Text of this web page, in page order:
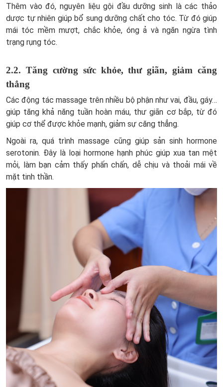
Thêm vào đó, nguyên liệu gội đầu dưỡng sinh là các thảo
dược tự nhiên giúp bổ sung dưỡng chất cho tóc. Từ đó giúp
mái tóc mềm mượt, chắc khỏe, óng ả và ngăn ngừa tình
trạng rụng tóc.
2.2. Tăng cường sức khỏe, thư giãn, giảm căng
thẳng
Các động tác massage trên nhiều bộ phận như vai, đầu, gáy…
giúp tăng khả năng tuần hoàn máu, thư giãn cơ bắp, từ đó
giúp cơ thể được khỏe mạnh, giảm sự căng thẳng.
Ngoài ra, quá trình massage cũng giúp sản sinh hormone
serotonin. Đây là loại hormone hạnh phúc giúp xua tan mệt
mỏi, làm bạn cảm thấy phấn chấn, dễ chịu và thoải mái về
mặt tinh thần.